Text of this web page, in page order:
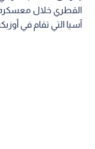
القطري خلال
آسيا التي تقام في